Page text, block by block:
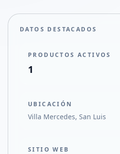
DATOS DESTACADOS
PRODUCTOS ACTIVOS
1
UBICACIÓN
Villa Mercedes, San Luis
SITIO WEB